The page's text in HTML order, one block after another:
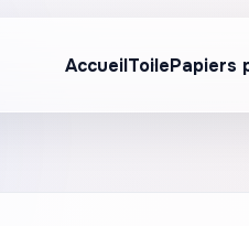
AccueilToilePapiers